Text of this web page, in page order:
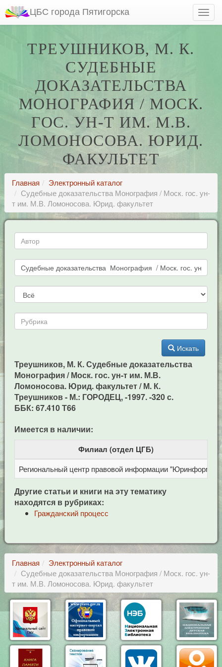
ЦБС города Пятигорска
ТРЕУШНИКОВ, М. К.
СУДЕБНЫЕ
ДОКАЗАТЕЛЬСТВА
МОНОГРАФИЯ / МОСК.
ГОС. УН-Т ИМ. М.В.
ЛОМОНОСОВА. ЮРИД.
ФАКУЛЬТЕТ
Главная
Электронный каталог
Судебные доказательства Монография / Моск. гос. ун-
т им. М.В. Ломоносова. Юрид. факультет
Искать
Треушников, М. К. Судебные доказательства
Монография / Моск. гос. ун-т им. М.В.
Ломоносова. Юрид. факультет / М. К.
Треушников - М.: ГОРОДЕЦ, -1997. -320 с.
ББК: 67.410 Т66
Имеется в наличии:
Филиал (отдел ЦГБ)
Региональный центр правовой информации "Юринформ"
Другие статьи и книги на эту тематику
находятся в рубриках:
Гражданский процесс
Главная
Электронный каталог
Судебные доказательства Монография / Моск. гос. ун-
т им. М.В. Ломоносова. Юрид. факультет